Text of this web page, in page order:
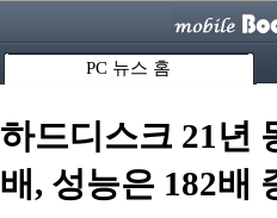
PC 뉴스 홈
하드디스크 21년
배, 성능은 182배